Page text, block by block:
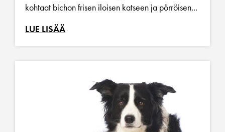
kohtaat bichon frisen iloisen katseen ja pörröisen...
LUE LISÄÄ